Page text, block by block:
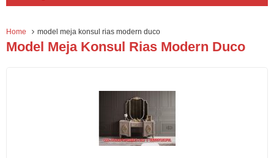
Home model meja konsul rias modern duco
Model Meja Konsul Rias Modern Duco